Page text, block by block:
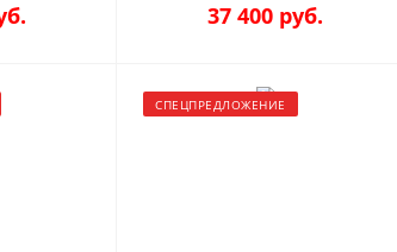
37 400 руб.
СПЕЦПРЕДЛОЖЕНИЕ